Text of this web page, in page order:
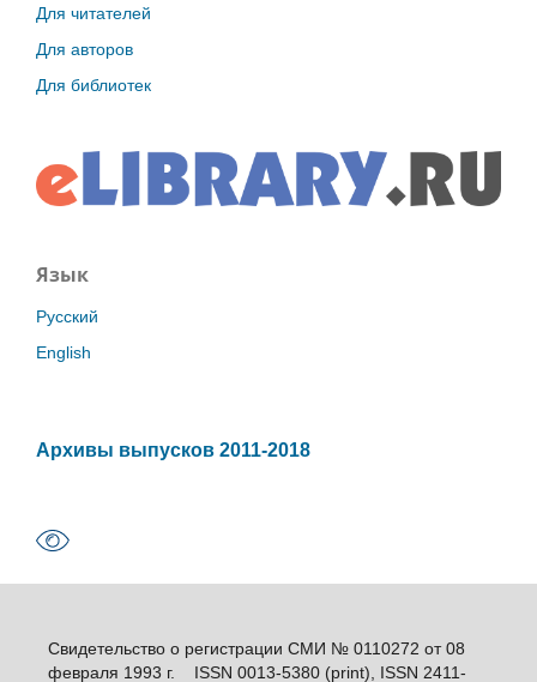
Для читателей
Для авторов
Для библиотек
Язык
Русский
English
Архивы выпусков 2011-2018
Свидетельство о регистрации СМИ № 0110272 от 08
февраля 1993 г. ISSN 0013-5380 (print), ISSN 2411-